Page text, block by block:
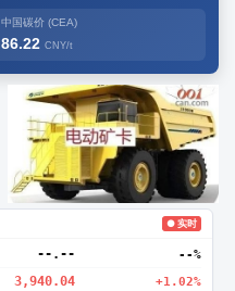
中国碳价 (CEA)
86.22 CNY/t
创新
● 实时
--.-- --%
3,940.04 +1.02%